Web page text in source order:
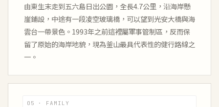
由東生末走到五六島日出公園，全長4.7公里，沿海岸懸
崖鋪設，中途有一段凌空玻璃橋，可以望到光安大橋與海
雲台一帶景色。1993年之前這裡屬軍事管制區，反而保
留了原始的海岸地貌，現為釜山最具代表性的健行路線之
一。
05 · FAMILY